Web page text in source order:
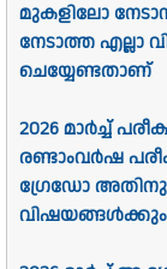
മുകളിലോ
നേടാത്ത എല്ലാ
ചെയ്യേണ്ടതാണ്
2026 മാർച്ച്
രണ്ടാംവർഷ
ഗ്രേഡോ അതിനു
വിഷയങ്ങൾക്കും